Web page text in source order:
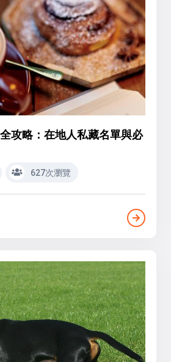
攻略：在地人私藏名單與必
627次瀏覽